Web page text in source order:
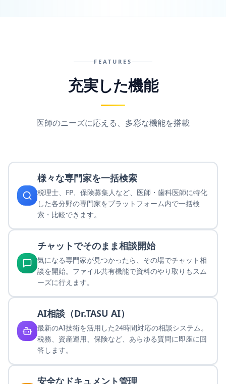
FEATURES
充実した機能
医師のニーズに応える、多彩な機能を搭載
様々な専門家を一括検索
税理士、FP、保険募集人など、医師・歯科医師に特化
した各分野の専門家をプラットフォーム内で一括検
索・比較できます。
チャットでそのまま相談開始
気になる専門家が見つかったら、その場でチャット相
談を開始。ファイル共有機能で資料のやり取りもスム
ーズに行えます。
AI相談（Dr.TASU AI）
最新のAI技術を活用した24時間対応の相談システム。
税務、資産運用、保険など、あらゆる質問に即座に回
答します。
安全なドキュメント管理